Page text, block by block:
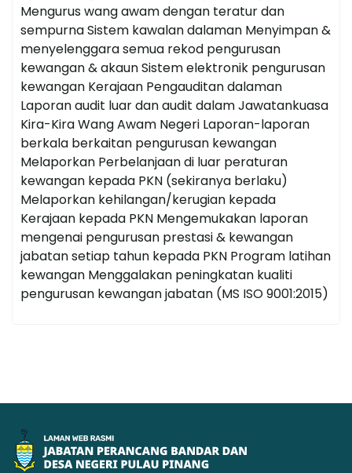
Mengurus wang awam dengan teratur dan
sempurna Sistem kawalan dalaman Menyimpan &
menyelenggara semua rekod pengurusan
kewangan & akaun Sistem elektronik pengurusan
kewangan Kerajaan Pengauditan dalaman
Laporan audit luar dan audit dalam Jawatankuasa
Kira-Kira Wang Awam Negeri Laporan-laporan
berkala berkaitan pengurusan kewangan
Melaporkan Perbelanjaan di luar peraturan
kewangan kepada PKN (sekiranya berlaku)
Melaporkan kehilangan/kerugian kepada
Kerajaan kepada PKN Mengemukakan laporan
mengenai pengurusan prestasi & kewangan
jabatan setiap tahun kepada PKN Program latihan
kewangan Menggalakan peningkatan kualiti
pengurusan kewangan jabatan (MS ISO 9001:2015)